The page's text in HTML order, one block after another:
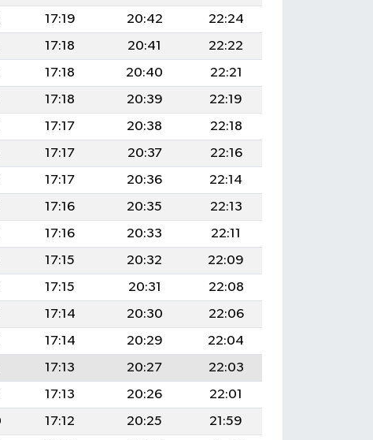
17:19 20:42
22:24
17:18 20:41
22:22
17:18 20:40
22:21
17:18 20:39
22:19
17:17 20:38
22:18
17:17 20:37
22:16
17:17 20:36
22:14
17:16 20:35
22:13
17:16 20:33
22:11
17:15 20:32
22:09
17:15 20:31
22:08
17:14 20:30
22:06
17:14 20:29
22:04
17:13 20:27
22:03
17:13 20:26
22:01
17:12 20:25
21:59